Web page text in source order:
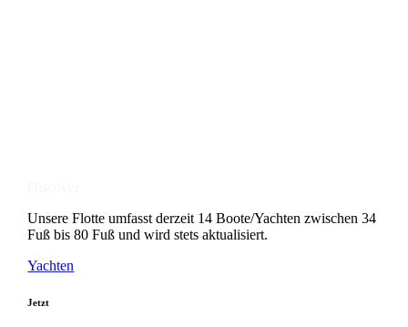
Unsere Flotte umfasst derzeit 14 Boote/Yachten zwischen 34
Fuß bis 80 Fuß und wird stets aktualisiert.
Yachten
Jetzt